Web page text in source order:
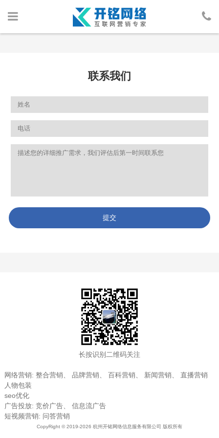
联系我们
提交
长按识别二维码关注
网络营销: 整合营销 、 品牌营销 、 百科营销 、 新闻营销 、 直播营销
人物包装
seo优化
广告投放: 竞价广告、 信息流广告
短视频营销: 问答营销
CopyRight © 2019-2026 杭州开铭网络信息服务有限公司 版权所有
人物包装
广告投放
行业案例
关于我们